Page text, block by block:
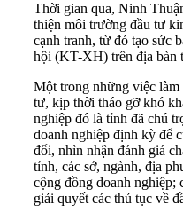
Thời gian qua, Ninh
thiện môi trường đầu tư
cạnh tranh, từ đó tạo sức
hội (KT-XH) trên địa bàn
Một trong những việc làm
tư, kịp thời tháo gỡ khó
nghiệp đó là tỉnh đã chú
doanh nghiệp định kỳ để
đổi, nhìn nhận đánh giá
tỉnh, các sở, ngành, địa
cộng đồng doanh nghiệp;
giải quyết các thủ tục về